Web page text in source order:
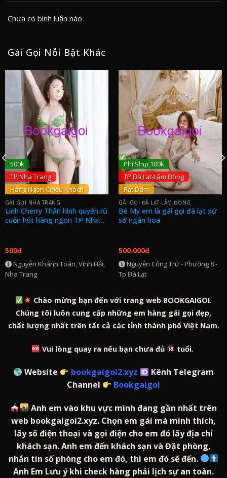
Chưa có bình luận nào
Gái Gọi Nỗi Bật Khác
500k
TP Nha Trang
Hàng Ngon Chiều Khách
GÁI GỌI NHA TRANG
Linh Cherry Thân hình quyến rũ
cuốn hút hàng ngon TP Nha
500₫
Nguyễn Khánh Toàn, Vĩnh Hải,
Nha Trang
Phí Ship 100k
TP Đà Lạt-Lâm Đồng
Rất Dâm
GÁI GỌI ĐÀ LẠT-LÂM ĐỒNG
Bé My em là gái gọi đà lạt xứ
sở ngàn hoa
500.000₫
Nguyễn Công Trứ - Phường 8 -
Tp Đà Lạt
Chào mừng bạn đến với trang web BOOKGAIGOI.
Chúng tôi luôn cung cấp những em hàng gái gọi đẹp,
chất lượng nhất trên tất cả các tỉnh thành phố Việt Nam.
Vui lòng quay ra nếu bạn chưa đủ tuổi.
Website bookgaigoi2.xyz
Kênh Telegram
Channel
Bookgaigoi
Anh em vào khu vực mình đang gần nhất trên
web bookgaigoi2.xyz. Chọn em gái mà mình thích,
lấy số điện thoại và gọi điện cho em đó lấy địa chỉ
khách sạn. Anh em đến khách sạn và Đặt phòng,
nhắn tin số phòng cho em đó, thì em đó sẽ đến.
Anh Em Lưu ý khi check hàng phải lịch sự an toàn.